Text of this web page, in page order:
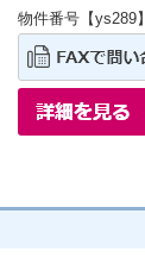
物件番号【ys289】